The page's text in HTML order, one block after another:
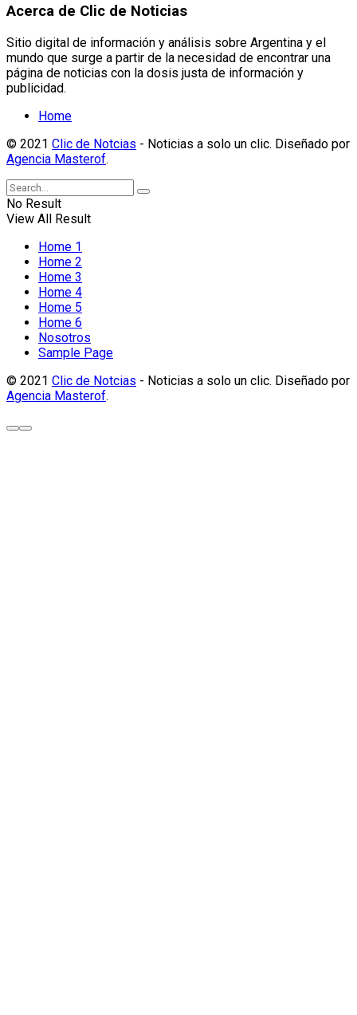
Acerca de Clic de Noticias
Sitio digital de información y análisis sobre Argentina y el
mundo que surge a partir de la necesidad de encontrar una
página de noticias con la dosis justa de información y
publicidad.
Home
© 2021 Clic de Notcias - Noticias a solo un clic. Diseñado por
Agencia Masterof.
No Result
View All Result
Home 1
Home 2
Home 3
Home 4
Home 5
Home 6
Nosotros
Sample Page
© 2021 Clic de Notcias - Noticias a solo un clic. Diseñado por
Agencia Masterof.